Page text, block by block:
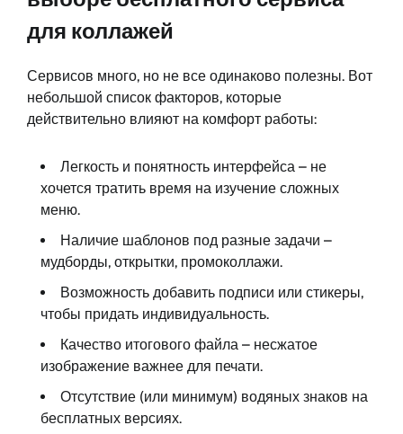
для коллажей
Сервисов много, но не все одинаково полезны. Вот
небольшой список факторов, которые
действительно влияют на комфорт работы:
Легкость и понятность интерфейса – не
хочется тратить время на изучение сложных
меню.
Наличие шаблонов под разные задачи –
мудборды, открытки, промоколлажи.
Возможность добавить подписи или стикеры,
чтобы придать индивидуальность.
Качество итогового файла – несжатое
изображение важнее для печати.
Отсутствие (или минимум) водяных знаков на
бесплатных версиях.